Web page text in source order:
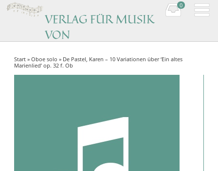
VERLAG FÜR MUSIK
VON
Music by women composers
0
Start »Oboe solo » De Pastel, Karen – 10 Variationen über ‘Ein altes
Marienlied’ op. 32 f. Ob